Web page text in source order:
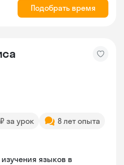
Подобрать время
за урок
8 лет опыта
языков в